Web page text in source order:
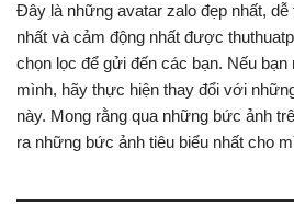
Đây là những avatar zalo đẹp nhất,
nhất và cảm động nhất được
chọn lọc để gửi đến các bạn. Nếu
mình, hãy thực hiện thay đổi với
này. Mong rằng qua những bức ảnh
ra những bức ảnh tiêu biểu nhất cho